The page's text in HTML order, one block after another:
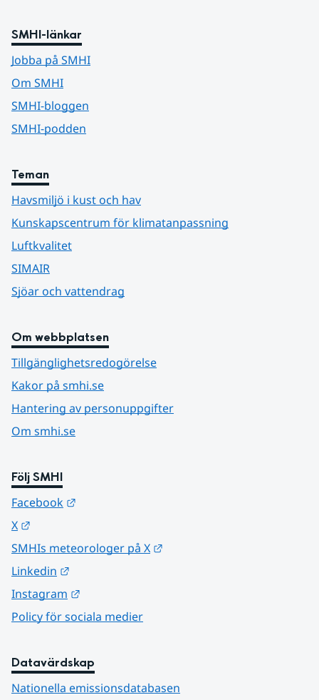
SMHI-länkar
Jobba på SMHI
Om SMHI
SMHI-bloggen
SMHI-podden
Teman
Havsmiljö i kust och hav
Kunskapscentrum för klimatanpassning
Luftkvalitet
SIMAIR
Sjöar och vattendrag
Om webbplatsen
Tillgänglighetsredogörelse
Kakor på smhi.se
Hantering av personuppgifter
Om smhi.se
Följ SMHI
Facebook
X
SMHIs meteorologer på X
Linkedin
Instagram
Policy för sociala medier
Datavärdskap
Nationella emissionsdatabasen